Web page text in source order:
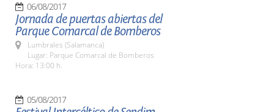
06/08/2017
Jornada de puertas abiertas del
Parque Comarcal de Bomberos
Lumbrales (Salamanca)
Lugar: Parque Comarcal de Bomberos
Hora: 13:00 h.
05/08/2017